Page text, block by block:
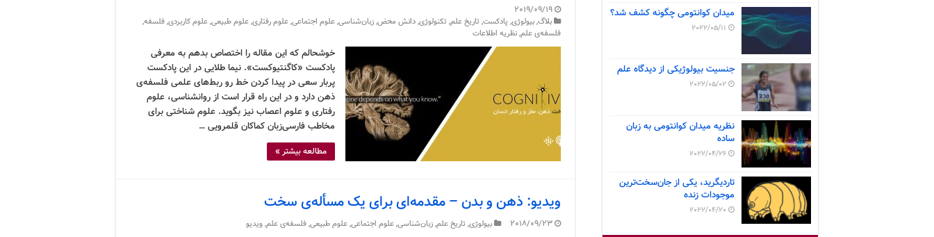
2019/09/19
بلاگ,بیولوژی, پادکست, تاریخ علم, تکنولوژی,دانش محض,زبان‌شناسی,علوم اجتماعی,علوم رفتاری,علوم طبیعی,علوم کاربردی,فلسفه,
فلسفه‌ی علم,نظریه اطلاعات
خوشحالم که این مقاله را اختصاص بدهم به معرفی
پادکست «کاگنتیوکست». نیما طلایی در این پادکست
پربار سعی در پیدا کردن خط رو ربط‌های علمی فلسفه‌ی
ذهن دارد و در این راه قرار است از روانشناسی، علوم
رفتاری و علوم اعصاب نیز بگوید. علوم شناختی برای
مخاطب فارسی‌زبان کماکان قلمرویی …
مطالعه بیشتر »
ویدیو: ذهن و بدن – مقدمه‌ای برای یک مسأله‌ی سخت
2018/09/23 بیولوژی, تاریخ علم,زبان‌شناسی,علوم اجتماعی,علوم طبیعی,فلسفه‌ی علم,ویدیو
میدان کوانتومی چگونه کشف شد؟
2022/05/11
جنسیت بیولوژیکی از دیدگاه علم
2022/05/02
نظریه میدان کوانتومی به زبان
ساده
2022/04/26
تاردیگرید، یکی از جان‌سخت‌ترین
موجودات زنده
2022/04/20